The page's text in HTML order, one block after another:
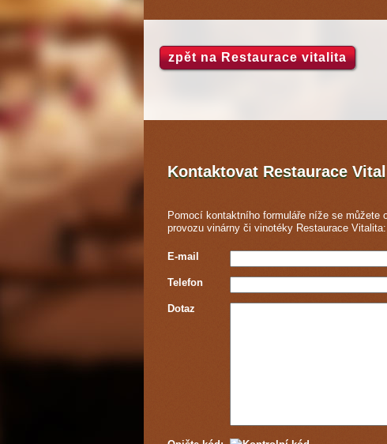
zpět na Restaurace vitalita
Kontaktovat Restaurace
Pomocí kontaktního formuláře níže se můžete
provozu vinárny či vinotéky Restaurace Vitalita:
E-mail
Telefon
Dotaz